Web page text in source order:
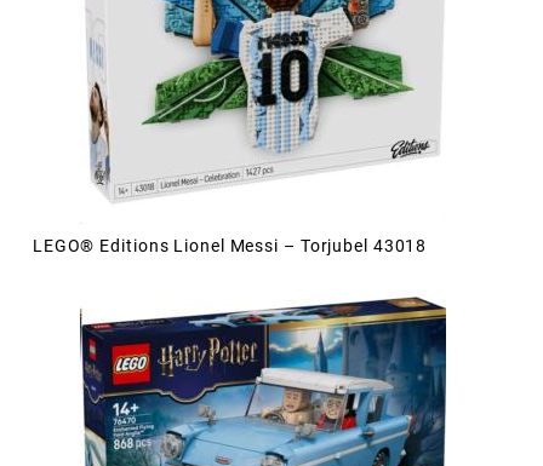
LEGO® Editions Lionel Messi – Torjubel 43018